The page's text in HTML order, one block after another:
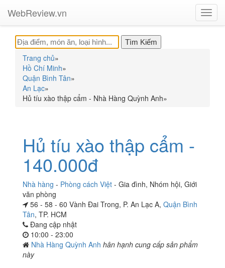
WebReview.vn
Trang chủ»
Hồ Chí Minh»
Quận Bình Tân»
An Lạc»
Hủ tíu xào thập cẩm - Nhà Hàng Quỳnh Anh»
Hủ tíu xào thập cẩm -
140.000đ
Nhà hàng - Phòng cách Việt - Gia đình, Nhóm hội, Giới
văn phòng
56 - 58 - 60 Vành Đai Trong, P. An Lạc A, Quận Bình
Tân, TP. HCM
Đang cập nhật
10:00 - 23:00
Nhà Hàng Quỳnh Anh hân hạnh cung cấp sản phẩm
này